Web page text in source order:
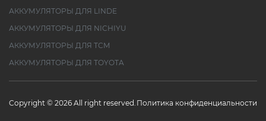
АККУМУЛЯТОРЫ ДЛЯ LINDE
АККУМУЛЯТОРЫ ДЛЯ NICHIYU
АККУМУЛЯТОРЫ ДЛЯ TCM
АККУМУЛЯТОРЫ ДЛЯ TOYOTA
Copyright © 2026 All right reserved. Политика конфиденциальности